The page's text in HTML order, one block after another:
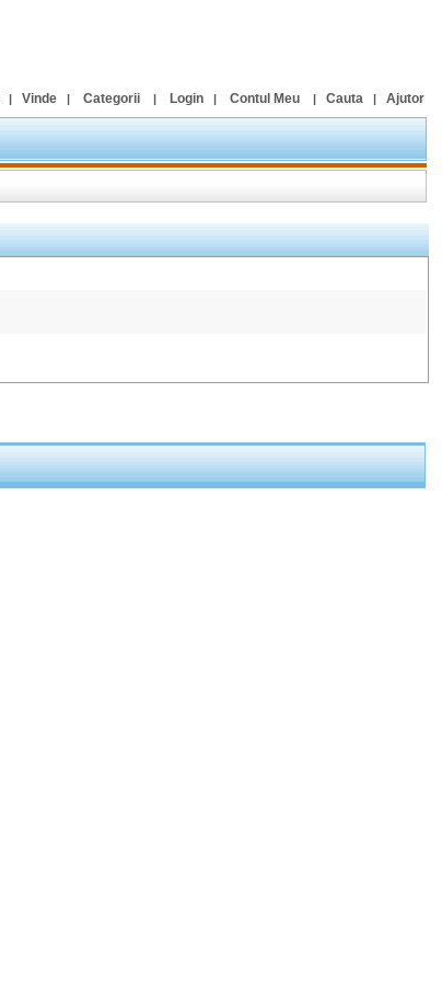
| Vinde | Categorii | Login | Contul Meu | Cauta | Ajutor